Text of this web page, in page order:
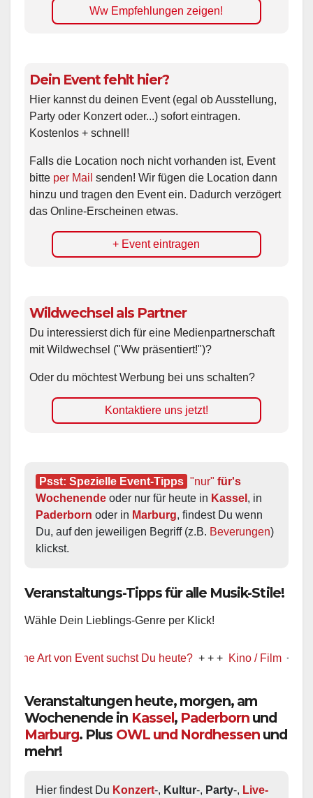
Ww Empfehlungen zeigen!
Dein Event fehlt hier?
Hier kannst du deinen Event (egal ob Ausstellung,
Party oder Konzert oder...) sofort eintragen.
Kostenlos + schnell!
Falls die Location noch nicht vorhanden ist, Event
bitte per Mail senden! Wir fügen die Location dann
hinzu und tragen den Event ein. Dadurch verzögert
das Online-Erscheinen etwas.
+ Event eintragen
Wildwechsel als Partner
Du interessierst dich für eine Medienpartnerschaft
mit Wildwechsel ("Ww präsentiert!")?
Oder du möchtest Werbung bei uns schalten?
Kontaktiere uns jetzt!
Psst: Spezielle Event-Tipps "nur" für's
Wochenende oder nur für heute in Kassel
Paderborn oder in Marburg, findest Du wenn
Du, auf den jeweiligen Begriff (z.B. Beverungen)
klickst.
Veranstaltungs-Tipps für alle Musik-Stile!
Wähle Dein Lieblings-Genre per Klick!
von Event suchst Du heute? + + + Kino / Film + + + Ww
Veranstaltungen heute, morgen, am
Wochenende in Kassel, Paderborn und
Marburg. Plus OWL und Nordhessen und
mehr!
Hier findest Du Konzert-, Kultur-, Party-, Live-